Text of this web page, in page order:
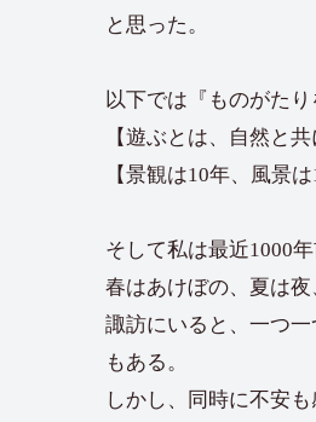
と思った。
以下では『ものがた
【遊ぶとは、自然と共
【景観は10年、風景
そして私は最近1000
春はあけぼの、夏は夜
諏訪にいると、一つ
もある。
しかし、同時に不安も